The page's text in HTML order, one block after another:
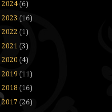
2024 (6)
2023 (16)
2022 (1)
2021 (3)
2020 (4)
2019 (11)
2018 (16)
2017 (26)